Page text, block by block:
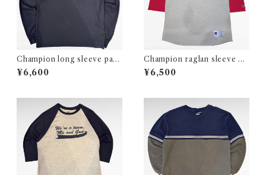
Champion long sleeve paro
dy print t-shirt
¥6,600
Champion raglan sleeve ba
seball print t-shirt
¥6,500